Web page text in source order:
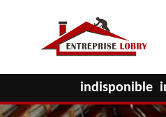
indisponible